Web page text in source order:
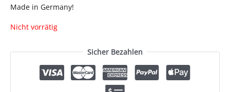
Made in Germany!
Nicht vorrätig
Sicher Bezahlen